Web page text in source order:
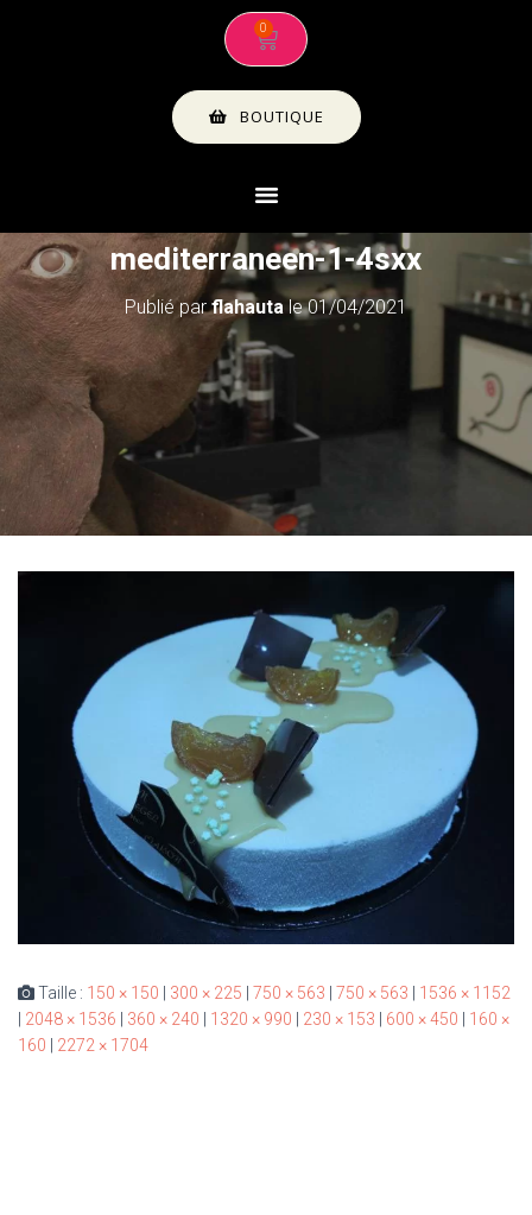
BOUTIQUE
mediterraneen-1-4sxx
Publié parflahauta le01/04/2021
Taille : 150 × 150 | 300 × 225 | 750 × 563 | 750 × 563 | 1536 × 1152
| 2048 × 1536 | 360 × 240 | 1320 × 990 | 230 × 153 | 600 × 450 | 160 ×
160 | 2272 × 1704